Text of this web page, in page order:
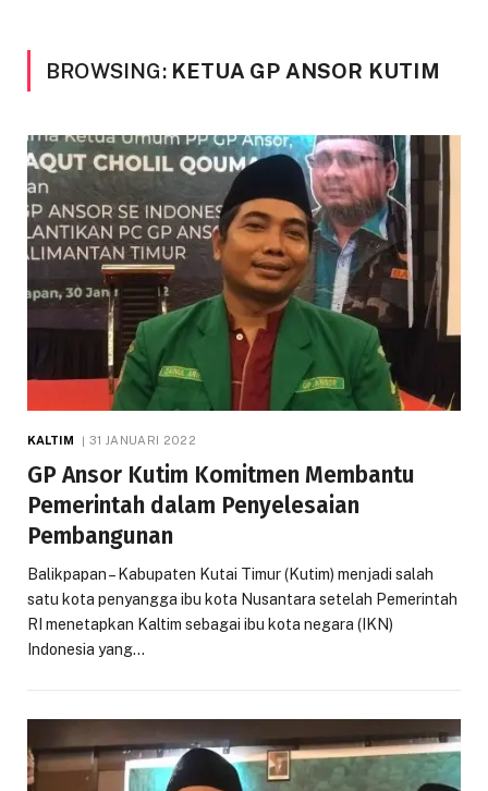
BROWSING: KETUA GP ANSOR KUTIM
KALTIM 31 JANUARI 2022
GP Ansor Kutim Komitmen Membantu
Pemerintah dalam Penyelesaian
Pembangunan
Balikpapan – Kabupaten Kutai Timur (Kutim) menjadi salah
satu kota penyangga ibu kota Nusantara setelah Pemerintah
RI menetapkan Kaltim sebagai ibu kota negara (IKN)
Indonesia yang…